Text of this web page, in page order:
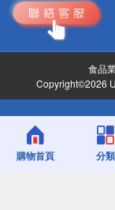
食品
Copyright©2026
購物首頁 分類